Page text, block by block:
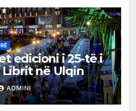
edicioni i 25-të i
në Ulqin
ADMINI